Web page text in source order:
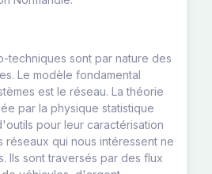
techniques sont par nature des
Le modèle fondamental
est le réseau. La théorie
par la physique statistique
pour leur caractérisation
réseaux qui nous intéressent ne
Ils sont traversés par des flux